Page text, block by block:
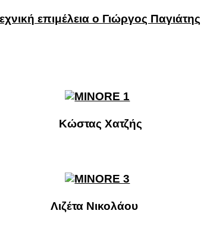
επιμέλεια ο Γιώργος Παγιάτης
Κώστας Χατζής
Λιζέτα Νικολάου